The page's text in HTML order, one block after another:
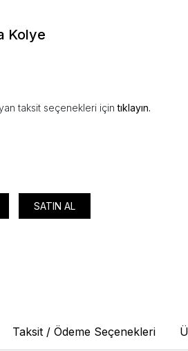
Kolye
taksit seçenekleri içintıklayın.
SATIN AL
Taksit / Ödeme Seçenekleri